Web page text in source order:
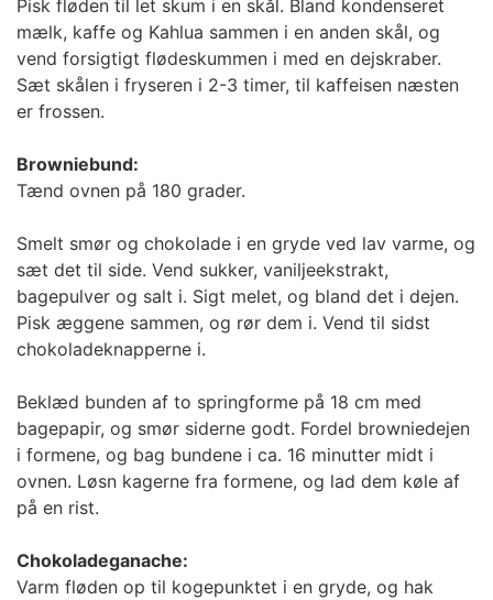
Pisk fløden til let skum i en skål. Bland kondenseret
mælk, kaffe og Kahlua sammen i en anden skål, og
vend forsigtigt flødeskummen i med en dejskraber.
Sæt skålen i fryseren i 2-3 timer, til kaffeisen næsten
er frossen.
Browniebund:
Tænd ovnen på 180 grader.
Smelt smør og chokolade i en gryde ved lav varme, og
sæt det til side. Vend sukker, vaniljeekstrakt,
bagepulver og salt i. Sigt melet, og bland det i dejen.
Pisk æggene sammen, og rør dem i. Vend til sidst
chokoladeknapperne i.
Beklæd bunden af to springforme på 18 cm med
bagepapir, og smør siderne godt. Fordel browniedejen
i formene, og bag bundene i ca. 16 minutter midt i
ovnen. Løsn kagerne fra formene, og lad dem køle af
på en rist.
Chokoladeganache:
Varm fløden op til kogepunktet i en gryde, og hak